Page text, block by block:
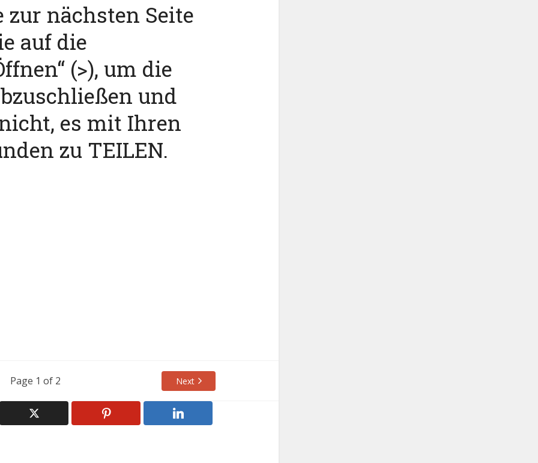
zur nächsten Seite
auf die
(>), um die
und
es mit Ihren
zu TEILEN.
Page 1 of 2 Next